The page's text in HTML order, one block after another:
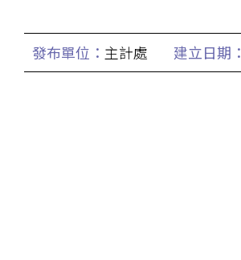
發布單位： 主計處 建立日期：